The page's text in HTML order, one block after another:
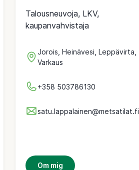
Talousneuvoja, LKV,
kaupanvahvistaja
Jorois, Heinävesi, Leppävirta,
Varkaus
+358 503786130
satu.lappalainen@metsatilat.fi
Om mig